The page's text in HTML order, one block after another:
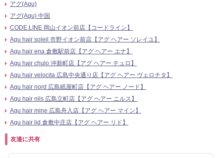
アグ(Agu)
アグ(Agu) 中国
CODE.LINE 岡山イオン前店【コードライン】
Agu hair soleil 市野イオン前店【アグ ヘアー ソレイユ】
Agu hair ena 倉敷駅前店【アグ ヘアー エナ】
Agu hair chulo 沖新町店【アグ ヘアー チュロ】
Agu hair velocita 広島中央通り店【アグ ヘアー ヴェロチタ】
Agu hair nord 広島紙屋町店【アグ ヘアー ノード】
Agu hair nils 広島立町店【アグ ヘアー ニルス】
Agu hair mine 広島舟入店【アグ ヘアー マイン】
Agu hair lid 倉敷中庄店【アグ ヘアー リド】
友達に共有